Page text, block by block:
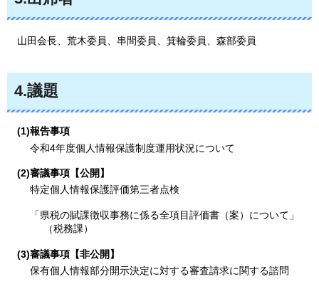
山田会長、荒木委員、串間委員、箕輪委員、森部委員
4.議題
(1)報告事項
令和4年度個人情報保護制度運用状況について
(2)審議事項【公開】
特定個人情報保護評価第三者点検
「県税の賦課徴収事務に係る全項目評価書（案）について」
（税務課）
(3)審議事項【非公開】
保有個人情報部分開示決定に対する審査請求に関する諮問